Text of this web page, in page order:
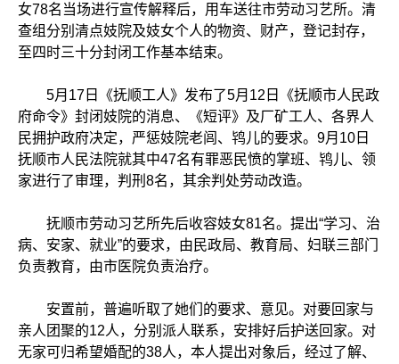
女78名当场进行宣传解释后，用车送往市劳动习艺所。清
查组分别清点妓院及妓女个人的物资、财产，登记封存，
至四时三十分封闭工作基本结束。
5月17日《抚顺工人》发布了5月12日《抚顺市人民政
府命令》封闭妓院的消息、《短评》及厂矿工人、各界人
民拥护政府决定，严惩妓院老闾、鸨儿的要求。9月10日
抚顺市人民法院就其中47名有罪恶民愤的掌班、鸨儿、领
家进行了审理，判刑8名，其余判处劳动改造。
抚顺市劳动习艺所先后收容妓女81名。提出“学习、治
病、安家、就业”的要求，由民政局、教育局、妇联三部门
负责教育，由市医院负责治疗。
安置前，普遍听取了她们的要求、意见。对要回家与
亲人团聚的12人，分别派人联系，安排好后护送回家。对
无家可归希望婚配的38人，本人提出对象后，经过了解、